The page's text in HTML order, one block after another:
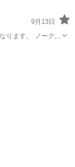
9月13日
ります。 ノークレ